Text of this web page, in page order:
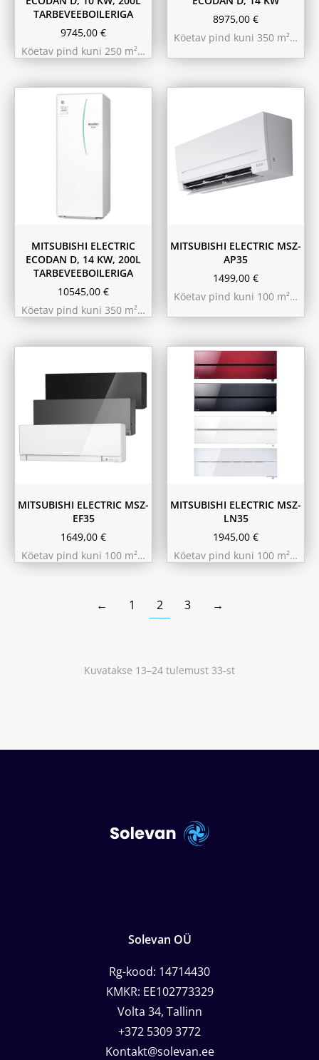
TARBEVEEBOILERIGA
9745,00 €
Köetav pind kuni 250 m²…
8975,00 €
Köetav pind kuni 350 m²…
MITSUBISHI ELECTRIC
ECODAN D, 14 KW, 200L
TARBEVEEBOILERIGA
10545,00 €
Köetav pind kuni 350 m²…
MITSUBISHI ELECTRIC MSZ-
AP35
1499,00 €
Köetav pind kuni 100 m²…
MITSUBISHI ELECTRIC MSZ-
EF35
1649,00 €
Köetav pind kuni 100 m²…
Must
Pärlvalge
MITSUBISHI ELECTRIC MSZ-
LN35
1945,00 €
Köetav pind kuni 100 m²…
← 1 2 3 →
Kuvatakse 13–24 tulemust 33-st
Solevan OÜ
Rg-kood: 14714430
KMKR: EE102773329
Volta 34, Tallinn
+372 5309 3772
Kontakt@solevan.ee